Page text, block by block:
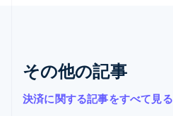
その他の記事
決済に関する記事をすべて見る
クロアチア
English Italiano
ジブラルタル